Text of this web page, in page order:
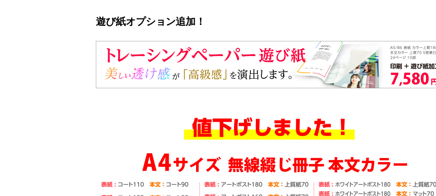
遊び紙オプション追加！